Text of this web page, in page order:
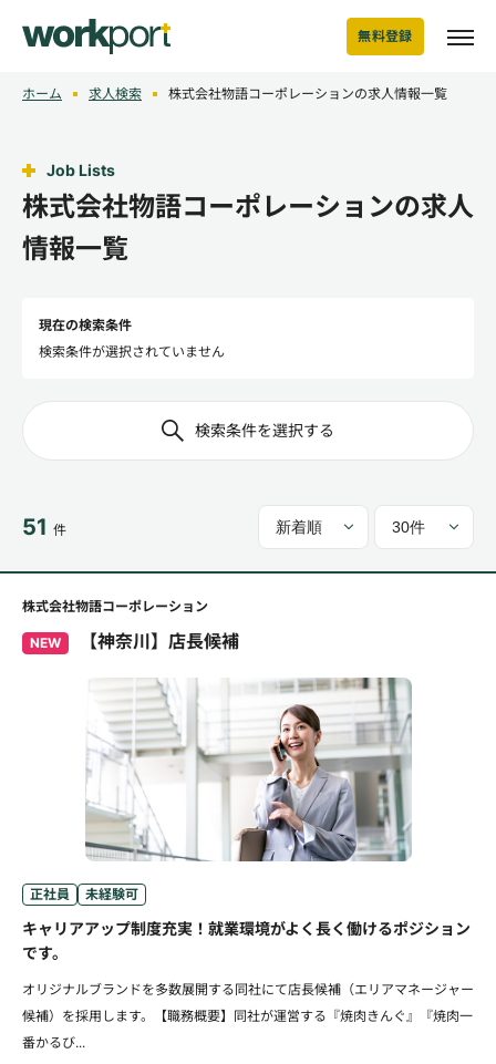
無料登録
ホーム 求人検索 株式会社物語コーポレーションの求人情報一覧
Job Lists
株式会社物語コーポレーションの求人
情報一覧
現在の検索条件
検索条件が選択されていません
検索条件を選択する
51 件
株式会社物語コーポレーション
NEW 【神奈川】店長候補
正社員 未経験可
キャリアアップ制度充実！就業環境がよく長く働けるポジション
です。
オリジナルブランドを多数展開する同社にて店長候補（エリアマネージャー
候補）を採用します。【職務概要】同社が運営する『焼肉きんぐ』『焼肉一
番かるび...